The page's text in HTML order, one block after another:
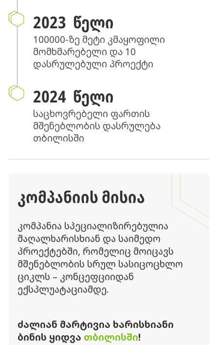
2023 ᲬᲔᲚᲘ
100000-ზე მეტი კმაყოფილი
მომხმარებელი და 10
დასრულებული პროექტი
2024 ᲬᲔᲚᲘ
საცხოვრებელი ფართის
მშენებლობის დასრულება
თბილისში
ᲙᲝᲛᲞᲐᲜᲘᲘᲡ ᲛᲘᲡᲘᲐ
კომპანია სპეციალიზირებულია
მაღალხარისხიან და საიმედო
პროექტებში, რომელიც მოიცავს
მშენებლობის სრულ სასიცოცხლო
ციკლს – კონცეფციიდან
ექსპლუატაციამდე.
ᲫᲐᲚᲘᲐᲜ ᲛᲐᲠᲢᲘᲕᲘᲐ ᲮᲐᲠᲘᲡᲮᲘᲐᲜᲘ
ᲑᲘᲜᲘᲡ ᲧᲘᲓᲕᲐ ᲗᲑᲘᲚᲘᲡᲨᲘ!